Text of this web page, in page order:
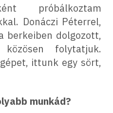
próbálkoztam
Donáczi Péterrel,
berkeiben dolgozott,
folytatjuk.
ittunk egy sört,
munkád?